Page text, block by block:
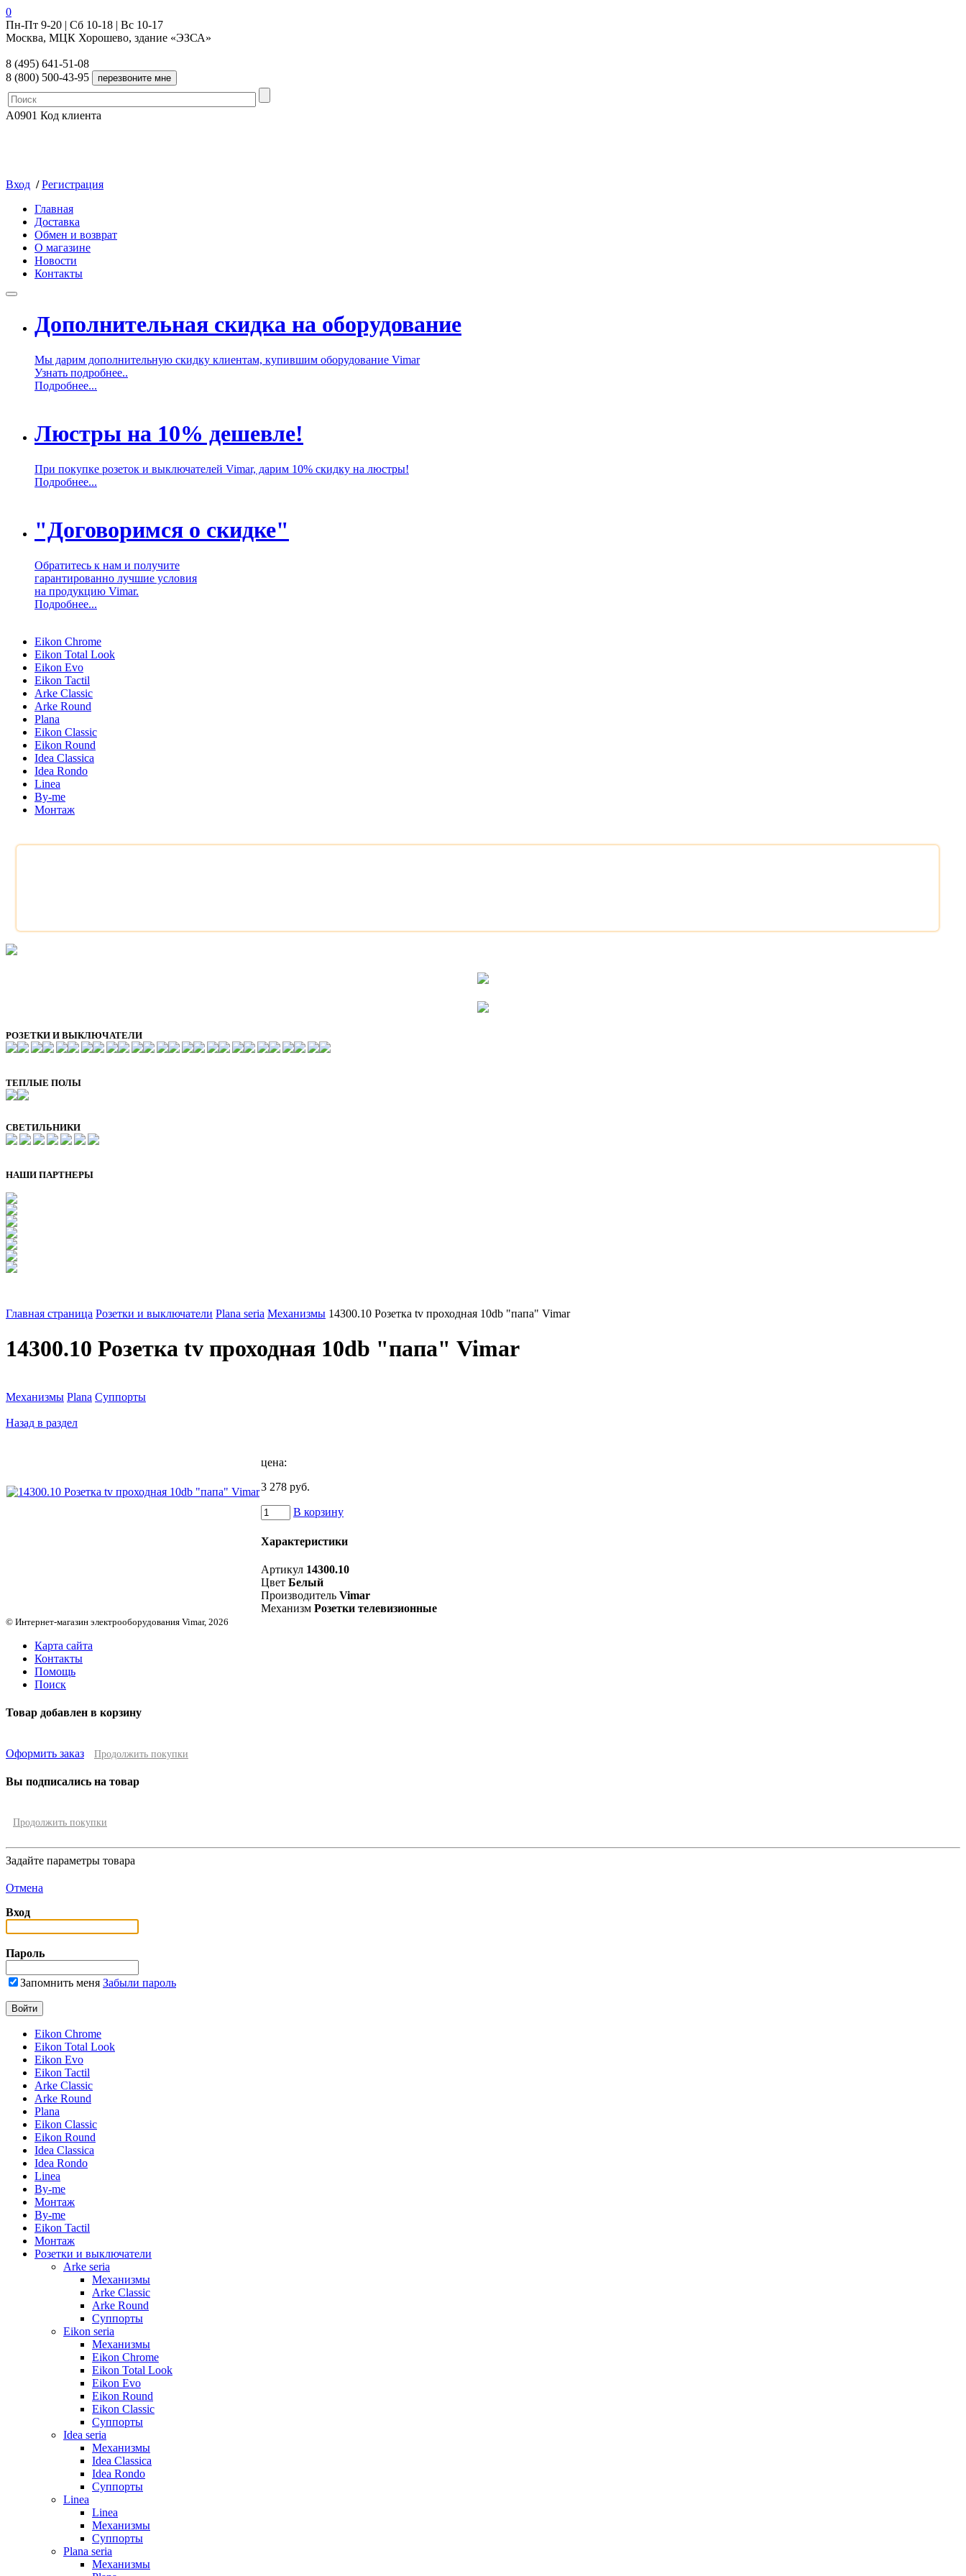
0
Пн-Пт 9-20 | Сб 10-18 | Вс 10-17
Москва, МЦК Хорошево, здание «ЭЗСА»
8 (495) 641-51-08
8 (800) 500-43-95
A0901 Код клиента
Вход / Регистрация
Главная
Доставка
Обмен и возврат
О магазине
Новости
Контакты
Дополнительная скидка на оборудование
Мы дарим дополнительную скидку клиентам, купившим оборудование Vimar
Узнать подробнее..
Подробнее...
Люстры на 10% дешевле!
При покупке розеток и выключателей Vimar, дарим 10% скидку на люстры!
Подробнее...
"Договоримся о скидке"
Обратитесь к нам и получите
гарантированно лучшие условия
на продукцию Vimar.
Подробнее...
Eikon Chrome
Eikon Total Look
Eikon Evo
Eikon Tactil
Arke Classic
Arke Round
Plana
Eikon Classic
Eikon Round
Idea Classica
Idea Rondo
Linea
By-me
Монтаж
РОЗЕТКИ И ВЫКЛЮЧАТЕЛИ
ТЕПЛЫЕ ПОЛЫ
СВЕТИЛЬНИКИ
НАШИ ПАРТНЕРЫ
Главная страница Розетки и выключатели Plana seria Механизмы 14300.10 Розетка tv проходная 10db "папа" Vimar
14300.10 Розетка tv проходная 10db "папа" Vimar
Механизмы Plana Суппорты
Назад в раздел
цена:
3 278 руб.
В корзину
Характеристики
Артикул 14300.10
Цвет Белый
Производитель Vimar
Механизм Розетки телевизионные
© Интернет-магазин электрооборудования Vimar, 2026
Карта сайта
Контакты
Помощь
Поиск
Товар добавлен в корзину
Оформить заказ Продолжить покупки
Вы подписались на товар
Продолжить покупки
Задайте параметры товара
Отмена
Вход
Пароль
Запомнить меня Забыли пароль
Eikon Chrome
Eikon Total Look
Eikon Evo
Eikon Tactil
Arke Classic
Arke Round
Plana
Eikon Classic
Eikon Round
Idea Classica
Idea Rondo
Linea
By-me
Монтаж
By-me
Eikon Tactil
Монтаж
Розетки и выключатели
Arke seria
Механизмы
Arke Classic
Arke Round
Суппорты
Eikon seria
Механизмы
Eikon Chrome
Eikon Total Look
Eikon Evo
Eikon Round
Eikon Classic
Суппорты
Idea seria
Механизмы
Idea Classica
Idea Rondo
Суппорты
Linea
Linea
Механизмы
Суппорты
Plana seria
Механизмы